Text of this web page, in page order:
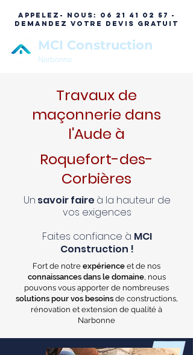
APPELEZ- NOUS:
06 21 41 02 57 -
DEMANDEZ VOTRE DEVIS GRATUIT
MCI Construction
Narbonne
Travaux de
maçonnerie dans
l'Aude à
Roquefort-des-
Corbières
Un savoir faire à la hauteur de
vos exigences
Faites confiance à MCI
Construction !
Fort de notre expérience et de nos
connaissances dans le domaine, nous
pouvons vous apporter de nombreuses
solutions pour vos besoinsde constructions,
rénovation et extension de qualité à
Narbonne